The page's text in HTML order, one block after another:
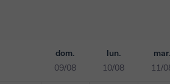
dom.
09/08
lun.
10/08
mar.
11/